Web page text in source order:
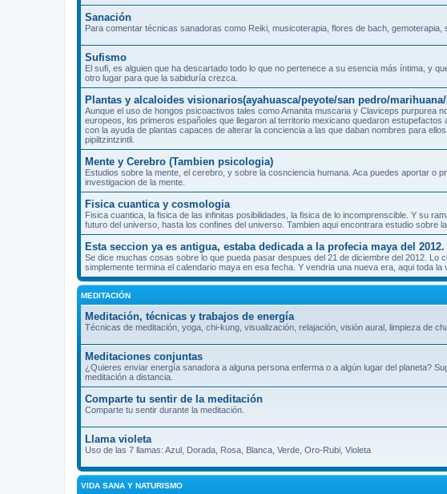
Sanación
Para comentar técnicas sanadoras como Reiki, musicoterapia, flores de bach, gemoterapia,
Sufismo
El sufi, es alguien que ha descartado todo lo que no pertenece a su esencia más íntima, y
otro lugar para que la sabiduría crezca.
Plantas y alcaloides visionarios(ayahuasca/peyote/san pedro/
Aunque el uso de hongos psicoactivos tales como Amanita muscaria y Claviceps purpurea
europeos, los primeros españoles que llegaron al territorio mexicano quedaron
con la ayuda de plantas capaces de alterar la conciencia a las que daban nombres para
pipiltzintzintli.
Mente y Cerebro (Tambien psicologia)
Estudios sobre la mente, el cerebro, y sobre la cosnciencia humana. Aca puedes aportar o
investigacion de la mente.
Fisica cuantica y cosmologia
Fisica cuantica, la fisica de las infinitas posibilidades, la fisica de lo incomprenscible. Y su
futuro del universo, hasta los confines del universo. Tambien aqui encontrara estudio sobre
Esta seccion ya es antigua, estaba dedicada a la profecia maya del
Se dice muchas cosas sobre lo que pueda pasar despues del 21 de diciembre del 2012. Lo
simplemente termina el calendario maya en esa fecha. Y vendria una nueva era, aqui toda la
MEDITACIÓN
Meditación, técnicas y trabajos de energía
Técnicas de meditación, yoga, chi-kung, visualización, relajación, visión aural, limpieza de
Meditaciones conjuntas
¿Quieres enviar energía sanadora a alguna persona enferma o a algún lugar del planeta?
meditación a distancia.
Comparte tu sentir de la meditación
Comparte tu sentir durante la meditación.
Llama violeta
Uso de las 7 llamas: Azul, Dorada, Rosa, Blanca, Verde, Oro-Rubi, Violeta
VIDA SANA Y NATURISMO